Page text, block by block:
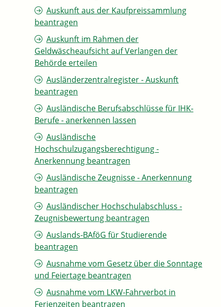
Auskunft aus der Kaufpreissammlung
beantragen
Auskunft im Rahmen der
Geldwäscheaufsicht auf Verlangen der
Behörde erteilen
Ausländerzentralregister - Auskunft
beantragen
Ausländische Berufsabschlüsse für IHK-
Berufe - anerkennen lassen
Ausländische
Hochschulzugangsberechtigung -
Anerkennung beantragen
Ausländische Zeugnisse - Anerkennung
beantragen
Ausländischer Hochschulabschluss -
Zeugnisbewertung beantragen
Auslands-BAföG für Studierende
beantragen
Ausnahme vom Gesetz über die Sonntage
und Feiertage beantragen
Ausnahme vom LKW-Fahrverbot in
Ferienzeiten beantragen